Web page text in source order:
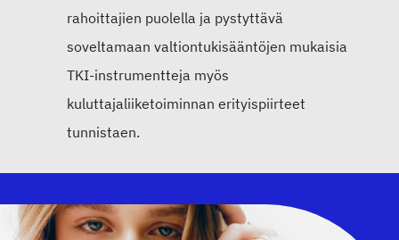
rahoittajien puolella ja pystyttävä
soveltamaan valtiontukisääntöjen mukaisia
TKI-instrumentteja myös
kuluttajaliiketoiminnan erityispiirteet
tunnistaen.